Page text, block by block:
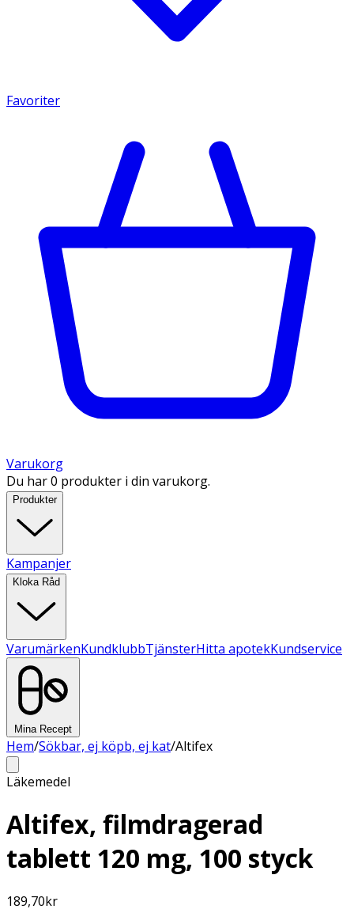
Favoriter
Varukorg
Du har 0 produkter i din varukorg.
Produkter
Kampanjer
Kloka Råd
VarumärkenKundklubbTjänsterHitta apotekKundservice
Mina Recept
Hem/Sökbar, ej köpb, ej kat/Altifex
Läkemedel
Altifex, filmdragerad
tablett 120 mg, 100 styck
189,70kr